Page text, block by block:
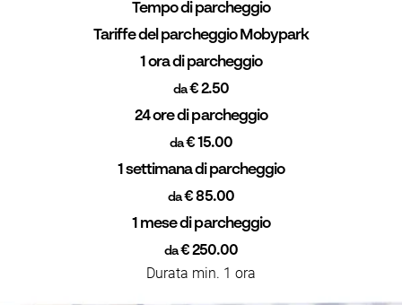
Tempo di parcheggio
Tariffe del parcheggio Mobypark
1 ora di parcheggio
da€ 2.50
24 ore di parcheggio
da€ 15.00
1 settimana di parcheggio
da€ 85.00
1 mese di parcheggio
da€ 250.00
Durata min. 1 ora